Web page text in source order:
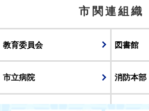
市関連組織
教育委員会 図書館
市立病院 消防本部